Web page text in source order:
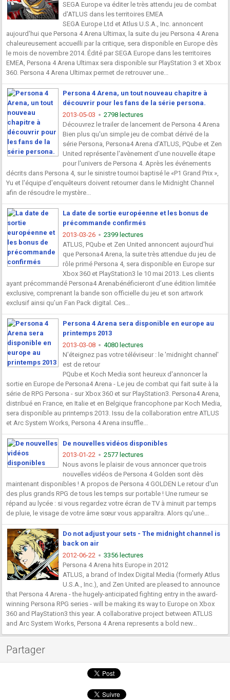
SEGA Europe va éditer le très attendu jeu de combat
d'ATLUS dans les territoires EMEA
SEGA Europe Ltd et Atlus U.S.A., Inc. annoncent
aujourd'hui que Persona 4 Arena Ultimax, la suite du jeu Persona 4 Arena
chaleureusement accueilli par la critique, sera disponible en Europe dès
le mois de novembre 2014. Édité par SEGA Europe dans les territoires
EMEA, Persona 4 Arena Ultimax sera disponible sur PlayStation 3 et Xbox
360. Persona 4 Arena Ultimax permet de retrouver une...
Persona 4 Arena, un tout nouveau chapitre à
découvrir pour les fans de la série persona.
2013-05-03
2798 lectures
Découvrez le trailer de lancement de Persona 4 Arena
Bien plus qu'un simple jeu de combat dérivé de la
série Persona, Persona4 Arena d'ATLUS, PQube et Zen
United représente l'avènement d'une nouvelle étape
pour l'univers de Persona 4. Après les événements
décrits dans Persona 4, sur le sinistre tournoi baptisé le «P1 Grand Prix »,
Yu et l'équipe d'enquêteurs doivent retourner dans le Midnight Channel
afin de résoudre le mystère...
La date de sortie européenne et les bonus de
précommande confirmés
2013-03-26
2399 lectures
ATLUS, PQube et Zen United annoncent aujourd'hui
que Persona4 Arena, la suite très attendue du jeu de
rôle primé Persona 4, sera disponible en Europe sur
Xbox 360 et PlayStation3 le 10 mai 2013. Les clients
ayant précommandé Persona4 Arenabénéficieront d’une édition limitée
exclusive, comprenant la bande son officielle du jeu et son artwork
exclusif ainsi qu’un Fan Pack digital. Ces...
Persona 4 Arena sera disponible en europe au
printemps 2013
2013-03-08
4080 lectures
N'éteignez pas votre téléviseur : le 'midnight channel'
est de retour
PQube et Koch Media sont heureux d'annoncer la
sortie en Europe de Persona4 Arena - Le jeu de combat qui fait suite à la
série de RPG Persona - sur Xbox 360 et sur PlayStation3. Persona4 Arena,
distribué en France, en Italie et en Belgique francophone par Koch Media,
sera disponible au printemps 2013. Issu de la collaboration entre ATLUS
et Arc System Works, Persona 4 Arena insuffle...
De nouvelles vidéos disponibles
2013-01-22
2577 lectures
Nous avons le plaisir de vous annoncer que trois
nouvelles vidéos de Persona 4 Golden sont dès
maintenant disponibles ! A propos de Persona 4 GOLDEN Le retour d'un
des plus grands RPG de tous les temps sur portable ! Une rumeur se
répand au lycée : si vous regardez votre écran de TV à minuit par temps
de pluie, le visage de votre âme sœur vous apparaîtra. Alors qu'une...
Do not adjust your sets - The midnight channel is
back on air
2012-06-22
3356 lectures
Persona 4 Arena hits Europe in 2012
ATLUS, a brand of Index Digital Media (formerly Atlus
U.S.A., Inc.), and Zen United are pleased to announce
that Persona 4 Arena - the hugely-anticipated fighting entry in the award-
winning Persona RPG series - will be making its way to Europe on Xbox
360 and PlayStation3 this year. A collaborative project between ATLUS
and Arc System Works, Persona 4 Arena represents a bold new...
Partager